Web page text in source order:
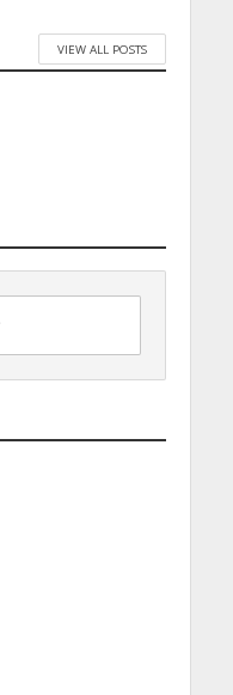
VIEW ALL POSTS